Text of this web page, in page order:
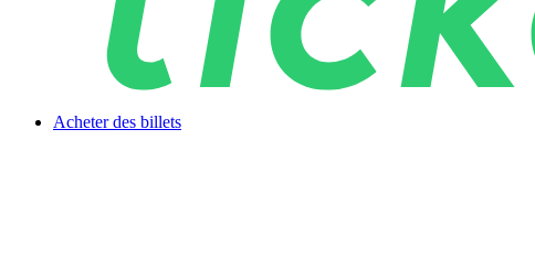
Acheter des billets